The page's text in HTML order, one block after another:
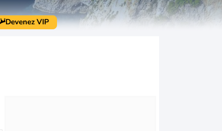
Devenez VIP